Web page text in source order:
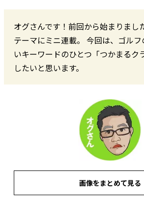
オグさんです！前回から始まりまし
テーマにミニ連載。 今回は、ゴル
いキーワードのひとつ「つかまるク
したいと思います。
画像をまとめて見る